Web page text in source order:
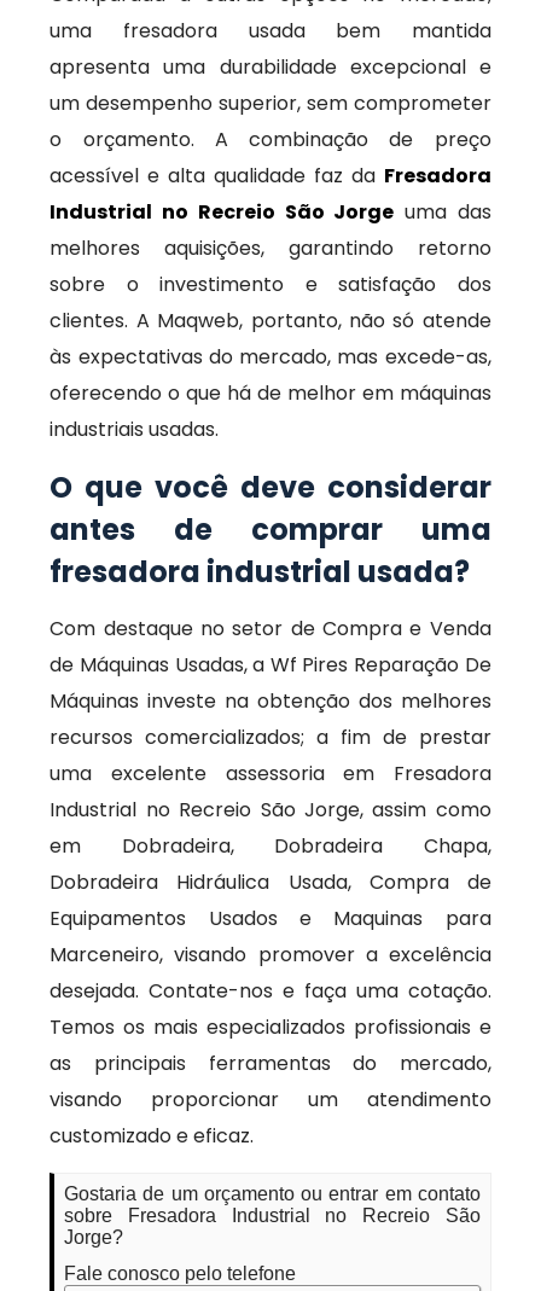
uma fresadora usada bem mantida
apresenta uma durabilidade excepcional e
um desempenho superior, sem comprometer
o orçamento. A combinação de preço
acessível e alta qualidade faz da Fresadora
Industrial no Recreio São Jorge uma das
melhores aquisições, garantindo retorno
sobre o investimento e satisfação dos
clientes. A Maqweb, portanto, não só atende
às expectativas do mercado, mas excede-as,
oferecendo o que há de melhor em máquinas
industriais usadas.
O que você deve considerar
antes de comprar uma
fresadora industrial usada?
Com destaque no setor de Compra e Venda
de Máquinas Usadas, a Wf Pires Reparação De
Máquinas investe na obtenção dos melhores
recursos comercializados; a fim de prestar
uma excelente assessoria em Fresadora
Industrial no Recreio São Jorge, assim como
em Dobradeira, Dobradeira Chapa,
Dobradeira Hidráulica Usada, Compra de
Equipamentos Usados e Maquinas para
Marceneiro, visando promover a excelência
desejada. Contate-nos e faça uma cotação.
Temos os mais especializados profissionais e
as principais ferramentas do mercado,
visando proporcionar um atendimento
customizado e eficaz.
Gostaria de um orçamento ou entrar em contato
sobre Fresadora Industrial no Recreio São
Jorge?
Fale conosco pelo telefone